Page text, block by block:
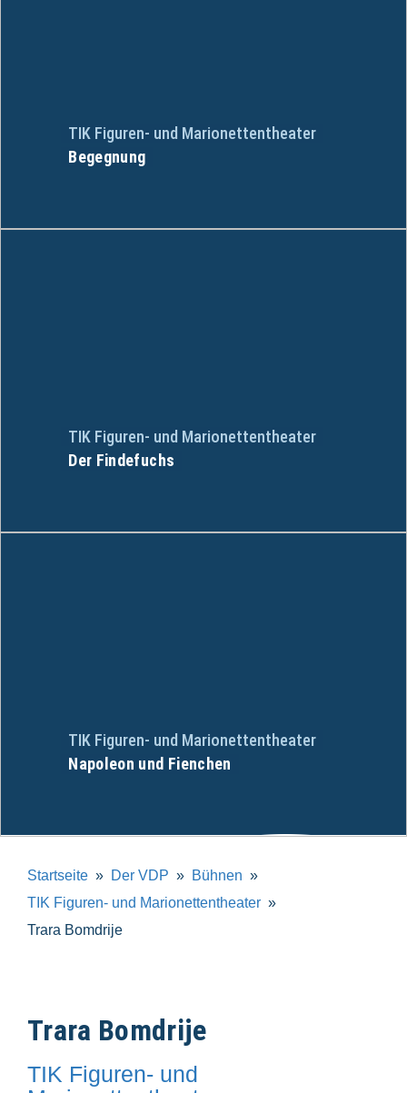
TIK Figuren- und Marionettentheater
Begegnung
TIK Figuren- und Marionettentheater
Der Findefuchs
TIK Figuren- und Marionettentheater
Napoleon und Fienchen
Startseite Der VDP
Bühnen
TIK Figuren- und Marionettentheater
Trara Bomdrije
Trara Bomdrije
TIK Figuren- und